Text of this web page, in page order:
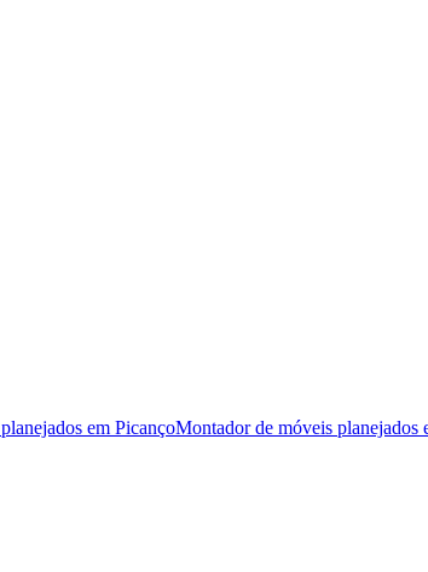
em PicançoMontador de móveis planejados